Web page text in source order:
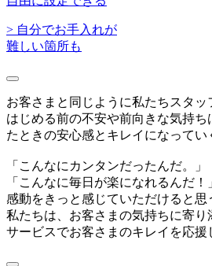
> 自分でお手入れが
難しい箇所も
お客さまと同じように私たちスタッ
はじめる前の不安や前向きな気持
たときの安心感とキレイになってい
「こんなにカンタンだったんだ。」
「こんなに毎日が楽になれるんだ！
感動をきっと感じていただけると思
私たちは、お客さまの気持ちに寄り
サービスでお客さまのキレイを応援